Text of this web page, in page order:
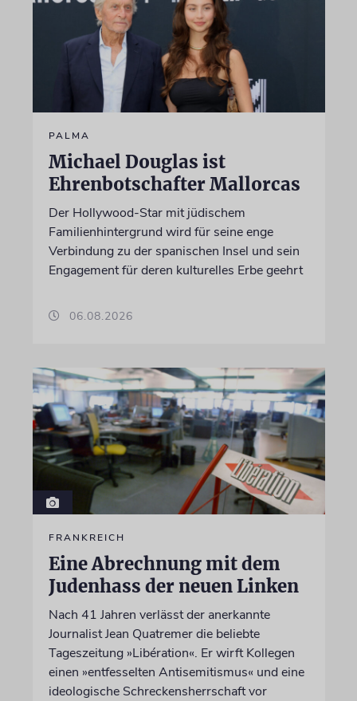
PALMA
Michael Douglas ist
Ehrenbotschafter Mallorcas
Der Hollywood-Star mit jüdischem
Familienhintergrund wird für seine enge
Verbindung zu der spanischen Insel und sein
Engagement für deren kulturelles Erbe geehrt
06.08.2026
FRANKREICH
Eine Abrechnung mit dem
Judenhass der neuen Linken
Nach 41 Jahren verlässt der anerkannte
Journalist Jean Quatremer die beliebte
Tageszeitung »Libération«. Er wirft Kollegen
einen »entfesselten Antisemitismus« und eine
ideologische Schreckensherrschaft vor